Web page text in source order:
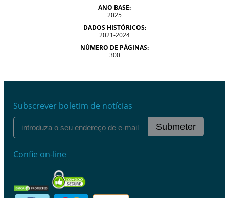
ANO BASE:
2025
DADOS HISTÓRICOS:
2021-2024
NÚMERO DE PÁGINAS:
300
Subscrever boletim de notícias
Submeter
Confie on-line